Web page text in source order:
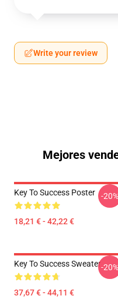
Write your review
Mejores
Key To Success Poster
18,21 € - 42,22 €
-20%
Key To Success Sweater
37,67 € - 44,11 €
-20%